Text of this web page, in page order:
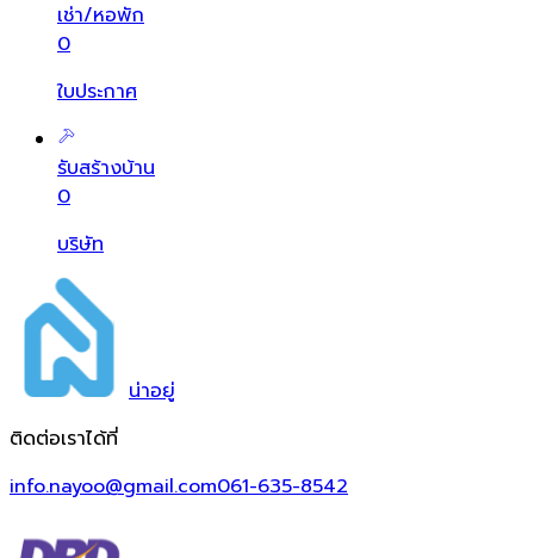
เช่า/หอพัก
0
ใบประกาศ
รับสร้างบ้าน
0
บริษัท
น่าอยู่
ติดต่อเราได้ที่
info.nayoo@gmail.com061-635-8542